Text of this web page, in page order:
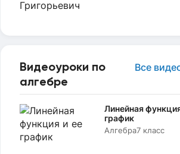
Видеоуроки по
алгебре
Все
Линейная
график
Алгебра7 класс